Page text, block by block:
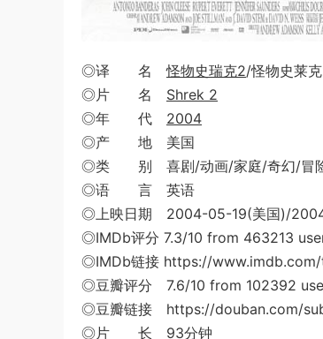
◎译 名怪物史瑞克2/怪物史莱
◎片 名 Shrek 2
◎年 代 2004
◎产 地 美国
◎类 别 喜剧/动画/家庭/奇幻/冒
◎语 言 英语
◎上映日期 2004-05-19(美国)/
◎IMDb评分 7.3/10 from 463213
◎IMDb链接 https://
◎豆瓣评分 7.6/10 from 102392
◎豆瓣链接 https://douban.com/
◎片 长 93分钟